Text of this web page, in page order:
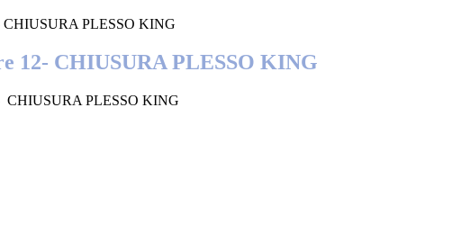
CHIUSURA PLESSO KING
12- CHIUSURA PLESSO KING
CHIUSURA PLESSO KING